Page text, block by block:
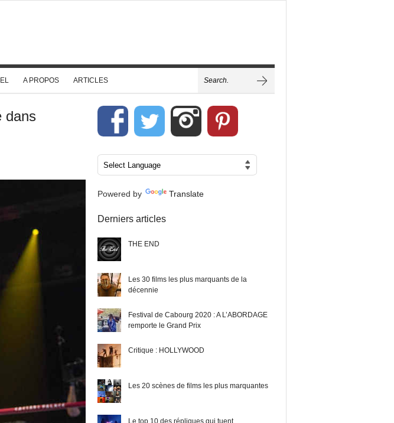
A PROPOS ARTICLES
dans
Powered by Translate
Derniers articles
THE END
Les 30 films les plus marquants de la
décennie
Festival de Cabourg 2020 : A L’ABORDAGE
remporte le Grand Prix
Critique : HOLLYWOOD
Les 20 scènes de films les plus marquantes
Le top 10 des répliques qui tuent